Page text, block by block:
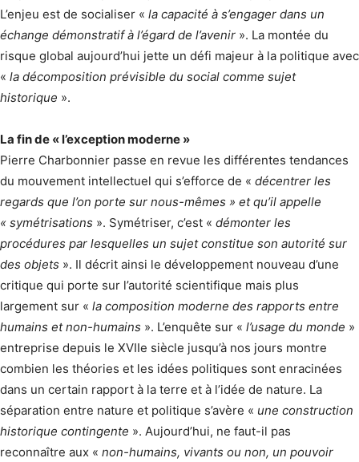
L’enjeu est de socialiser « la capacité à s’engager dans un
échange démonstratif à l’égard de l’avenir ». La montée du
risque global aujourd’hui jette un défi majeur à la politique avec
« la décomposition prévisible du social comme sujet
historique ».
La fin de « l’exception moderne »
Pierre Charbonnier passe en revue les différentes tendances
du mouvement intellectuel qui s’efforce de « décentrer les
regards que l’on porte sur nous-mêmes » et qu’il appelle
« symétrisations ». Symétriser, c’est « démonter les
procédures par lesquelles un sujet constitue son autorité sur
des objets ». Il décrit ainsi le développement nouveau d’une
critique qui porte sur l’autorité scientifique mais plus
largement sur « la composition moderne des rapports entre
humains et non-humains ». L’enquête sur « l’usage du monde »
entreprise depuis le XVIIe siècle jusqu’à nos jours montre
combien les théories et les idées politiques sont enracinées
dans un certain rapport à la terre et à l’idée de nature. La
séparation entre nature et politique s’avère « une construction
historique contingente ». Aujourd’hui, ne faut-il pas
reconnaître aux « non-humains, vivants ou non, un pouvoir